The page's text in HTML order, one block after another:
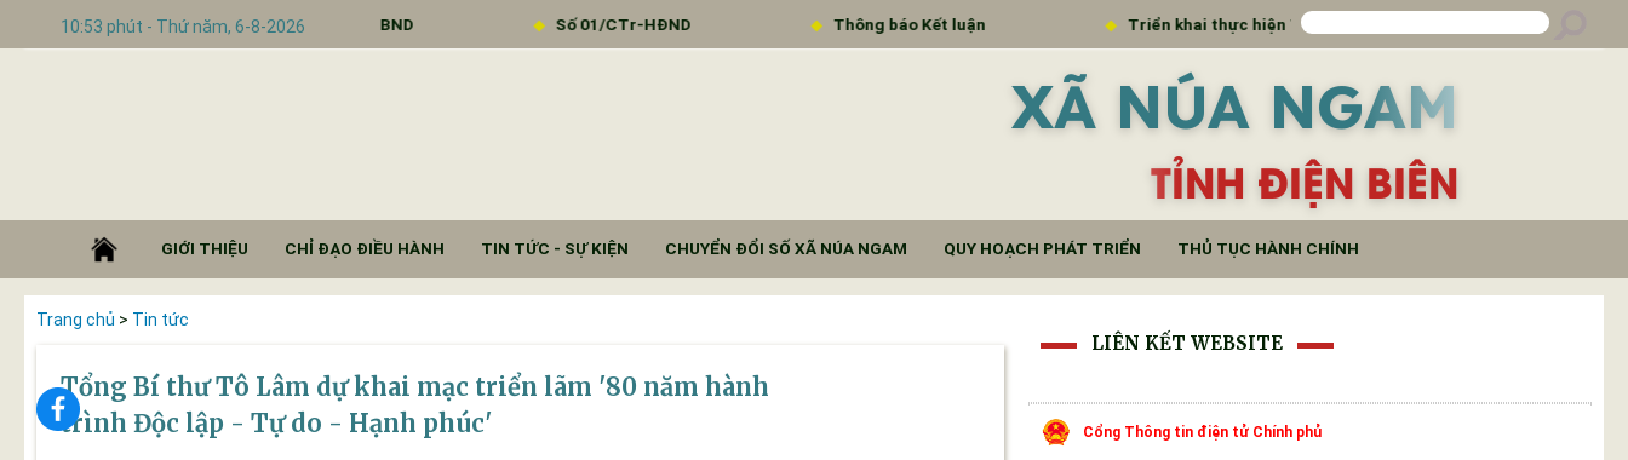
10:53 phút - Thứ năm, 6-8-2026
Tuần 39 của LĐ UBND Số 01/CTr-HĐND Thông báo Kết luận Triển khai thực hiện Thông báo số 1466/TB-SKHCN THÔNG BÁO Lịch tiếp
XÃ NÚA NGAM
TỈNH ĐIỆN BIÊN
GIỚI THIỆU CHỈ ĐẠO ĐIỀU HÀNH TIN TỨC - SỰ KIỆN CHUYỂN ĐỔI SỐ XÃ NÚA NGAM QUY HOẠCH PHÁT TRIỂN THỦ TỤC HÀNH CHÍNH
Trang chủ > Tin tức
Tổng Bí thư Tô Lâm dự khai mạc triển lãm '80 năm hành
trình Độc lập - Tự do - Hạnh phúc'
LIÊN KẾT WEBSITE
Cổng Thông tin điện tử Chính phủ